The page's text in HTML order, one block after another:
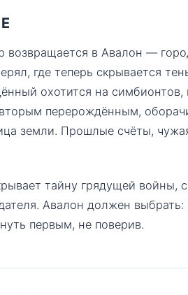
возвращается в Авалон —
где теперь скрывается
охотится на симбионтов,
перерождённым,
земли. Прошлые счёты,
тайну грядущей войны,
Авалон должен выбрать:
первым, не поверив.